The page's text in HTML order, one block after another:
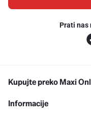
Prati nas
Kupujte preko Maxi
Informacije